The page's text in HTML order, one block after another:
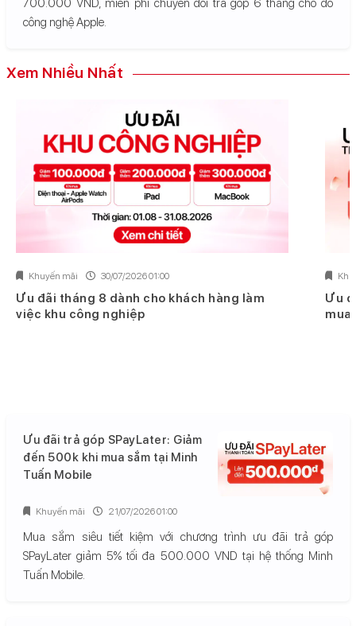
700.000 VND, miễn phí chuyển đổi trả góp 6 tháng cho đồ
công nghệ Apple.
Xem Nhiều Nhất
Khuyến mãi 30/07/2026 01:00
Ưu đãi tháng 8 dành cho khách hàng làm
việc khu công nghiệp
Ưu
mua
Ưu đãi trả góp SPayLater: Giảm
đến 500k khi mua sắm tại Minh
Tuấn Mobile
Mua sắm siêu tiết kiệm với chương trình ưu đãi trả góp
SPayLater giảm 5% tối đa 500.000 VND tại hệ thống Minh
Tuấn Mobile.
Khuyến mãi 21/07/2026 01:00